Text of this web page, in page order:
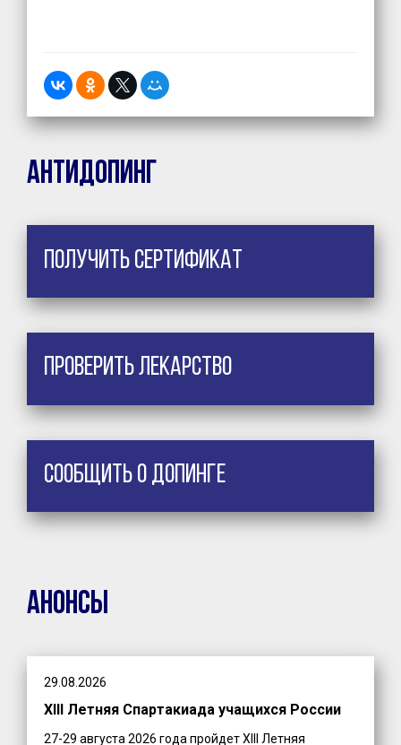
Антидопинг
Получить сертификат
Проверить лекарство
Сообщить о допинге
Анонсы
29.08.2026
XIII Летняя Спартакиада учащихся России
27-29 августа 2026 года пройдет XIII Летняя